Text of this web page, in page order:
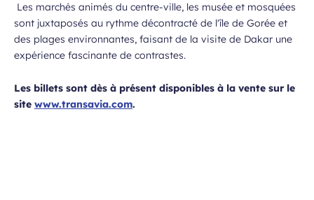
Les marchés animés du centre-ville, les musée et mosquées
sont juxtaposés au rythme décontracté de l'île de Gorée et
des plages environnantes, faisant de la visite de Dakar une
expérience fascinante de contrastes.
Les billets sont dès à présent disponibles à la vente sur le
site www.transavia.com.